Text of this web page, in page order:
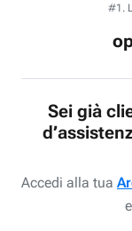
#1.
Sei già
Accedi alla tua